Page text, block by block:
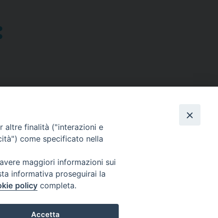
SEGUICI SU
Facebook
Instagram
X YouTube
altre finalità ("interazioni e
come specificato nella
maggiori informazioni sui
informativa proseguirai la
policy completa.
Accetta